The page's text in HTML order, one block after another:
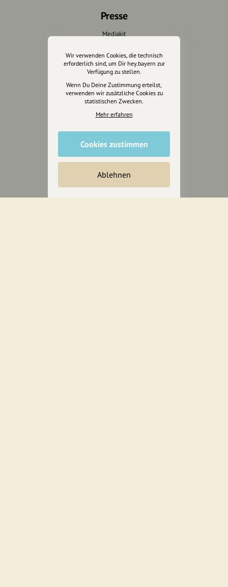
Presse
Mediakit
Presseberichte
Wir unterstützen Euch
Fotografie & mehr
Marketing
Anakin Design
Wir verwenden Cookies, die technisch
erforderlich sind, um Dir hey.bayern zur
Verfügung zu stellen.
Wenn Du Deine Zustimmung erteilst,
verwenden wir zusätzliche Cookies zu
statistischen Zwecken.
Mehr erfahren
Cookies zustimmen
Ablehnen